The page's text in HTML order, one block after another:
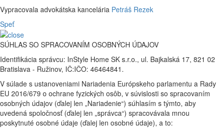
Vypracovala advokátska kancelária Petráš Rezek
Speť
SÚHLAS SO SPRACOVANÍM OSOBNÝCH ÚDAJOV
Identifikácia správcu: InStyle Home SK s.r.o., ul. Bajkalská 17, 821 02
Bratislava - Ružinov, IČ:IČO: 46464841.
V súlade s ustanoveniami Nariadenia Európskeho parlamentu a Rady
EU 2016/679 o ochrane fyzických osôb, v súvislosti so spracovaním
osobných údajov (ďalej len „Nariadenie“) súhlasím s týmto, aby
uvedená spoločnosť (ďalej len „správca“) spracovávala mnou
poskytnuté osobné údaje (ďalej len osobné údaje), a to: